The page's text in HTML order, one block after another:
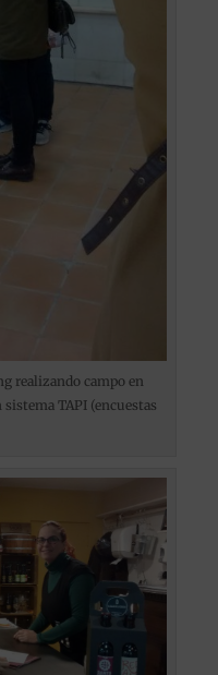
realizando campo en
TAPI (encuestas